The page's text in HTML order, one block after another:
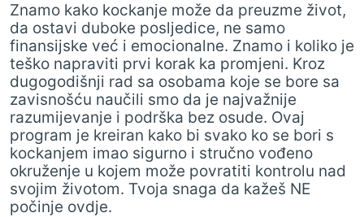
Znamo kako kockanje može da preuzme život,
da ostavi duboke posljedice, ne samo
finansijske već i emocionalne. Znamo i koliko je
teško napraviti prvi korak ka promjeni. Kroz
dugogodišnji rad sa osobama koje se bore sa
zavisnošću naučili smo da je najvažnije
razumijevanje i podrška bez osude. Ovaj
program je kreiran kako bi svako ko se bori s
kockanjem imao sigurno i stručno vođeno
okruženje u kojem može povratiti kontrolu nad
svojim životom. Tvoja snaga da kažeš NE
počinje ovdje.